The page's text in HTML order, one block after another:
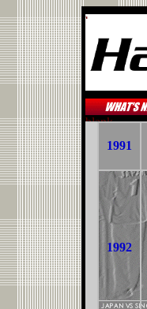
1991
1992